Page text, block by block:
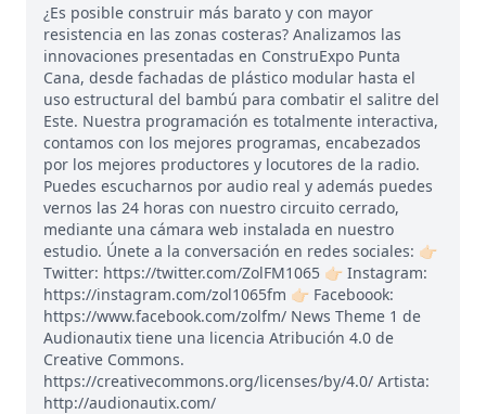
¿Es posible construir más barato y con mayor
resistencia en las zonas costeras? Analizamos las
innovaciones presentadas en ConstruExpo Punta
Cana, desde fachadas de plástico modular hasta el
uso estructural del bambú para combatir el salitre del
Este. Nuestra programación es totalmente interactiva,
contamos con los mejores programas, encabezados
por los mejores productores y locutores de la radio.
Puedes escucharnos por audio real y además puedes
vernos las 24 horas con nuestro circuito cerrado,
mediante una cámara web instalada en nuestro
estudio. Únete a la conversación en redes sociales: 👉🏻
Twitter: https://twitter.com/ZolFM1065 👉🏻 Instagram:
https://instagram.com/zol1065fm 👉🏻 Faceboook:
https://www.facebook.com/zolfm/ News Theme 1 de
Audionautix tiene una licencia Atribución 4.0 de
Creative Commons.
https://creativecommons.org/licenses/by/4.0/ Artista:
http://audionautix.com/